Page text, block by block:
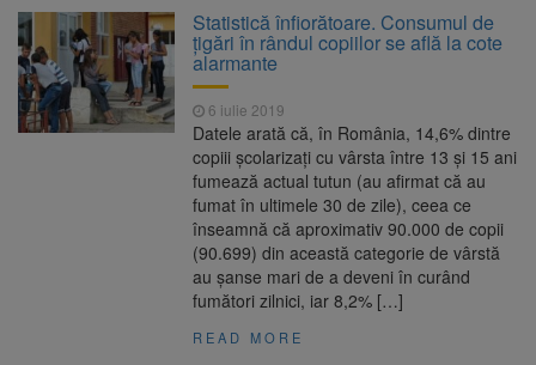
Statistică înfiorătoare. Consumul de
țigări în rândul copiilor se află la cote
alarmante
6 iulie 2019
Datele arată că, în România, 14,6% dintre
copiii şcolarizaţi cu vârsta între 13 şi 15 ani
fumează actual tutun (au afirmat că au
fumat în ultimele 30 de zile), ceea ce
înseamnă că aproximativ 90.000 de copii
(90.699) din această categorie de vârstă
au şanse mari de a deveni în curând
fumători zilnici, iar 8,2% […]
READ MORE